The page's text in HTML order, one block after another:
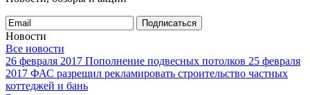
Подписаться
Новости
Все новости
26 февраля 2017 Пополнение подвесных потолков 25 февраля
2017 ФАС разрешил рекламировать строительство частных
коттеджей и бань